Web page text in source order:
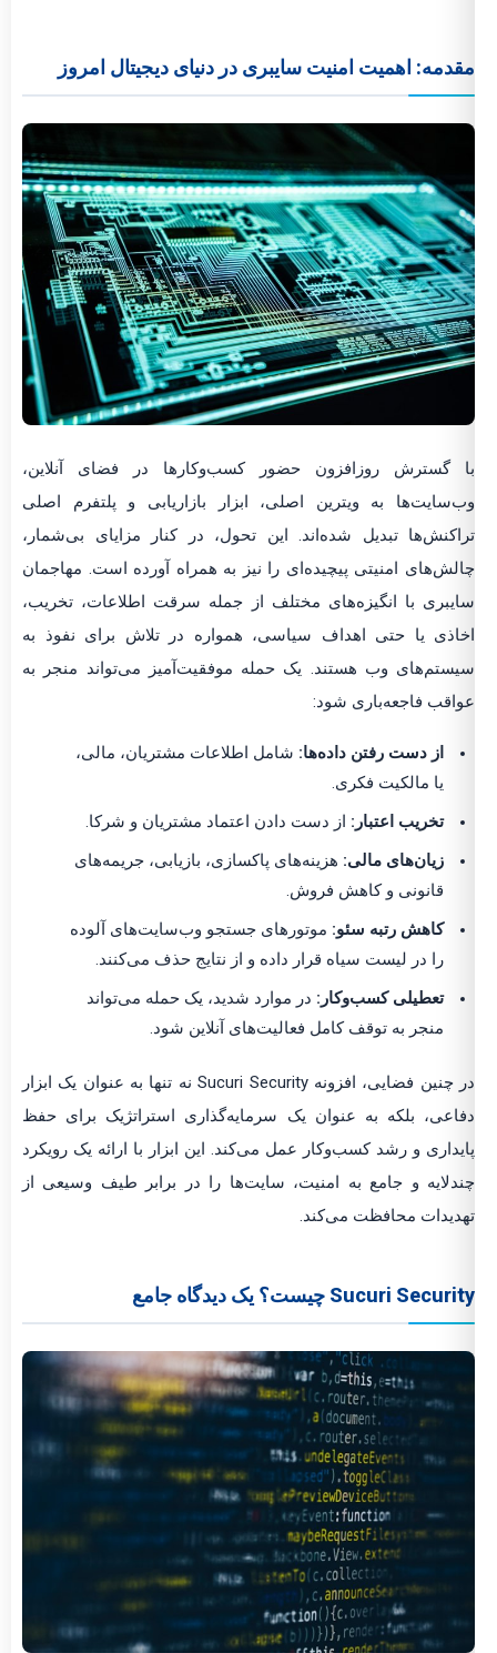
مقدمه: اهمیت امنیت سایبری در دنیای دیجیتال امروز
با گسترش روزافزون حضور کسب‌وکارها در فضای آنلاین،
وب‌سایت‌ها به ویترین اصلی، ابزار بازاریابی و پلتفرم اصلی
تراکنش‌ها تبدیل شده‌اند. این تحول، در کنار مزایای بی‌شمار،
چالش‌های امنیتی پیچیده‌ای را نیز به همراه آورده است. مهاجمان
سایبری با انگیزه‌های مختلف از جمله سرقت اطلاعات، تخریب،
اخاذی یا حتی اهداف سیاسی، همواره در تلاش برای نفوذ به
سیستم‌های وب هستند. یک حمله موفقیت‌آمیز می‌تواند منجر به
عواقب فاجعه‌باری شود:
از دست رفتن داده‌ها: شامل اطلاعات مشتریان، مالی،
یا مالکیت فکری.
تخریب اعتبار: از دست دادن اعتماد مشتریان و شرکا.
زیان‌های مالی: هزینه‌های پاکسازی، بازیابی، جریمه‌های
قانونی و کاهش فروش.
کاهش رتبه سئو: موتورهای جستجو وب‌سایت‌های آلوده
را در لیست سیاه قرار داده و از نتایج حذف می‌کنند.
تعطیلی کسب‌وکار: در موارد شدید، یک حمله می‌تواند
منجر به توقف کامل فعالیت‌های آنلاین شود.
در چنین فضایی، افزونه Sucuri Security نه تنها به عنوان یک ابزار
دفاعی، بلکه به عنوان یک سرمایه‌گذاری استراتژیک برای حفظ
پایداری و رشد کسب‌وکار عمل می‌کند. این ابزار با ارائه یک رویکرد
چندلایه و جامع به امنیت، سایت‌ها را در برابر طیف وسیعی از
تهدیدات محافظت می‌کند.
Sucuri Security چیست؟ یک دیدگاه جامع